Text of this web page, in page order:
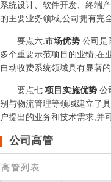
系统设计、软件开发、终端
的主要业务领域,公司拥有完
要点六:市场优势 公司是
多个重要示范项目的业绩,在
自动收费系统领域具有显著
要点七:项目实施优势 公
别与物流管理等领域建立了
户提出的业务和技术需求,并
公司高管
高管列表